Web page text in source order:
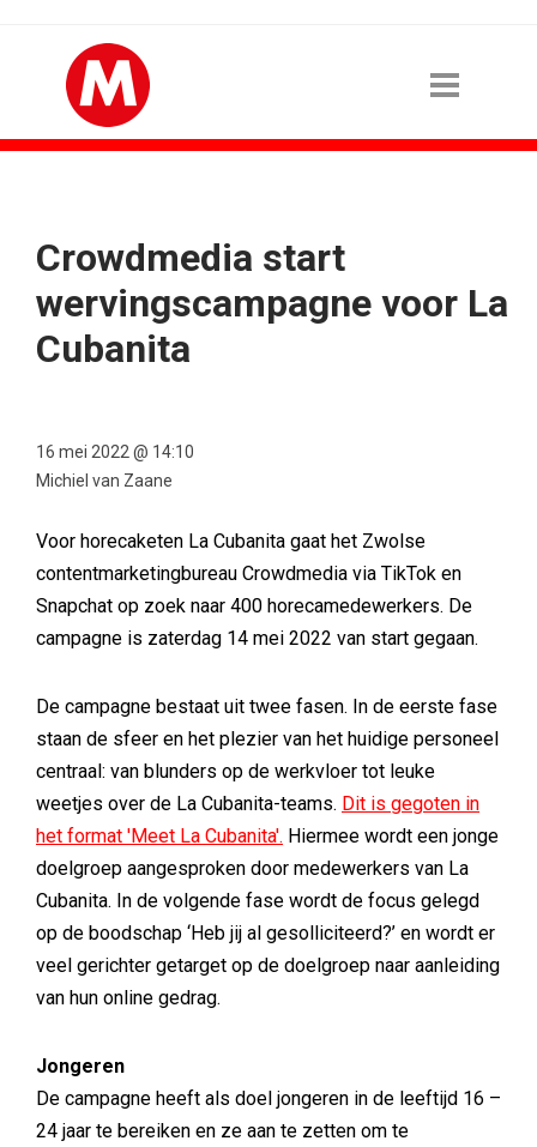
Crowdmedia start
wervingscampagne voor La
Cubanita
16 mei 2022 @ 14:10
Michiel van Zaane
Voor horecaketen La Cubanita gaat het Zwolse
contentmarketingbureau Crowdmedia via TikTok en
Snapchat op zoek naar 400 horecamedewerkers. De
campagne is zaterdag 14 mei 2022 van start gegaan.
De campagne bestaat uit twee fasen. In de eerste fase
staan de sfeer en het plezier van het huidige personeel
centraal: van blunders op de werkvloer tot leuke
weetjes over de La Cubanita-teams. Dit is gegoten in
het format 'Meet La Cubanita'. Hiermee wordt een jonge
doelgroep aangesproken door medewerkers van La
Cubanita. In de volgende fase wordt de focus gelegd
op de boodschap ‘Heb jij al gesolliciteerd?’ en wordt er
veel gerichter getarget op de doelgroep naar aanleiding
van hun online gedrag.
Jongeren
De campagne heeft als doel jongeren in de leeftijd 16 –
24 jaar te bereiken en ze aan te zetten om te